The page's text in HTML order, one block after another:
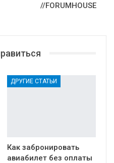
//FORUMHOUSE
ДРУГИЕ СТАТЬИ
Как забронировать
авиабилет без оплаты